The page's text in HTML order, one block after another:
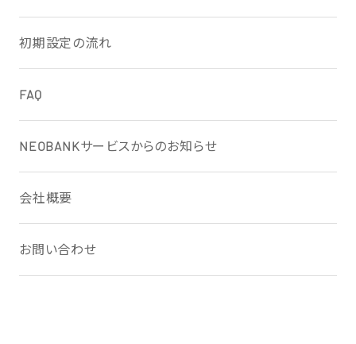
初期設定の流れ
FAQ
NEOBANKサービスからのお知らせ
会社概要
お問い合わせ